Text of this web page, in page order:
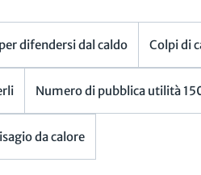
difendersi dal caldo Colpi di
Numero di pubblica utilità
da calore